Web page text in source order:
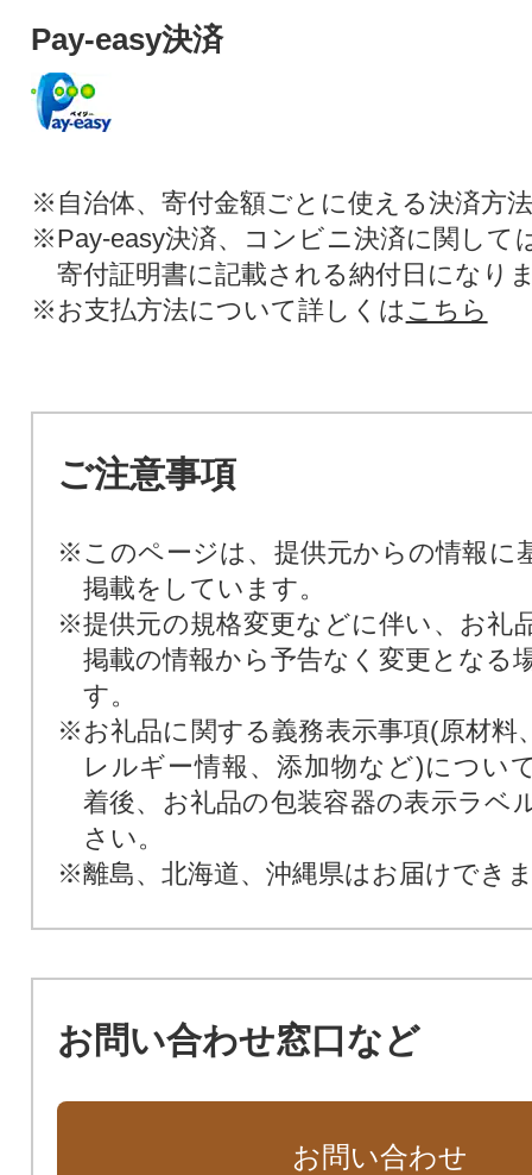
Pay-easy決済
※自治体、寄付金額ごとに使える決済方
※Pay-easy決済、コンビニ決済に関して
寄付証明書に記載される納付日になり
※お支払方法について詳しくは こちら
ご注意事項
※このページは、提供元からの情報に
掲載をしています。
※提供元の規格変更などに伴い、お礼
掲載の情報から予告なく変更となる
す。
※お礼品に関する義務表示事項(原材料
レルギー情報、添加物など)につい
着後、お礼品の包装容器の表示ラベ
さい。
※離島、北海道、沖縄県はお届けでき
お問い合わせ窓口など
お問い合わせ